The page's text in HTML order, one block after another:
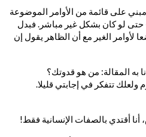
مبني على قائمة من الأوامر الموضوعة
حتى لو كان بشكل غير مباشر. فبدل
لأوامر الغير مع أن الظاهر يقول إن
به المقالة: من هو قدوتك؟
تتفكر في إجابتي قليلا.
أقتدي بالصفات الإنسانية فقط!